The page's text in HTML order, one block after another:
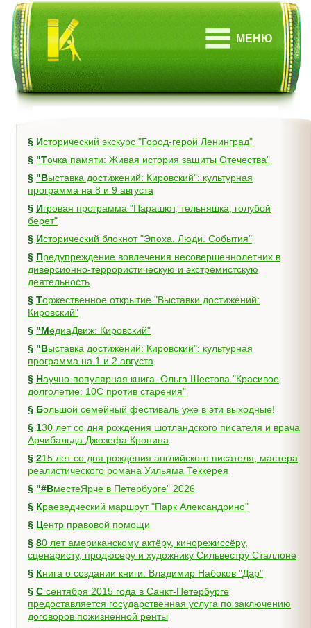
МЕНЮ
§
Исторический экскурс "Город-герой Ленинград"
§
"Точка памяти: Живая история защиты Отечества"
§ "Выставка достижений: Кировский": культурная
программа на 8 и 9 августа
§ Игровая программа "Парашют, тельняшка, голубой
берет"
§
Исторический блокнот "Эпоха. Люди. События"
§ Предупреждение вовлечения несовершеннолетних в
диверсионно-террористическую и экстремистскую
деятельность
§ Торжественное открытие "Выставки достижений:
Кировский"
§
"МедиаДвиж: Кировский"
§ "Выставка достижений: Кировский": культурная
программа на 1 и 2 августа
§ Научно-популярная книга. Ольга Шестова "Красивое
долголетие: 10C против старения"
§
Большой семейный фестиваль уже в эти выходные!
§ 130 лет со дня рождения шотландского писателя и врача
Арчибальда Джозефа Кронина
§ 215 лет со дня рождения английского писателя, мастера
реалистического романа Уильяма Теккерея
§
"#ВместеЯрче в Петербурге" 2026
§
Краеведческий маршрут "Парк Александрино"
§
Центр правовой помощи
§ 80 лет американскому актёру, кинорежиссёру,
сценаристу, продюсеру и художнику Сильвестру Сталлоне
§
Книга о создании книги. Владимир Набоков "Дар"
§ С сентября 2015 года в Санкт-Петербурге
предоставляется государственная услуга по заключению
договоров пожизненной ренты